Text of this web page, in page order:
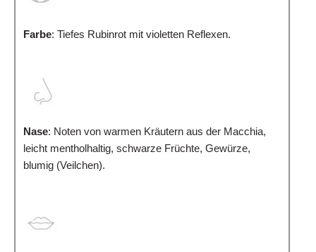
Farbe: Tiefes Rubinrot mit violetten Reflexen.
Nase: Noten von warmen Kräutern aus der Macchia,
leicht mentholhaltig, schwarze Früchte, Gewürze,
blumig (Veilchen).